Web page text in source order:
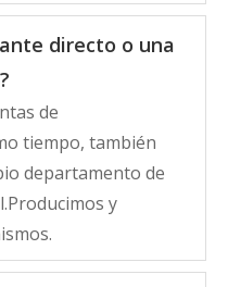
directo o una
de
tiempo, también
departamento de
y